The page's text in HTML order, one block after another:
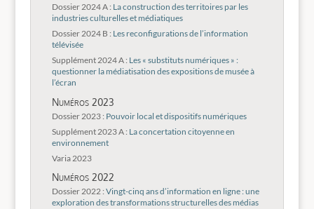
Dossier 2024 A : La construction des territoires par les
industries culturelles et médiatiques
Dossier 2024 B : Les reconfigurations de l’information
télévisée
Supplément 2024 A : Les « substituts numériques » :
questionner la médiatisation des expositions de musée à
l’écran
Numéros 2023
Dossier 2023 : Pouvoir local et dispositifs numériques
Supplément 2023 A : La concertation citoyenne en
environnement
Varia 2023
Numéros 2022
Dossier 2022 : Vingt-cinq ans d’information en ligne : une
exploration des transformations structurelles des médias